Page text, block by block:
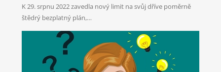
K 29. srpnu 2022 zavedla nový limit na svůj dříve poměrně
štědrý bezplatný plán,…